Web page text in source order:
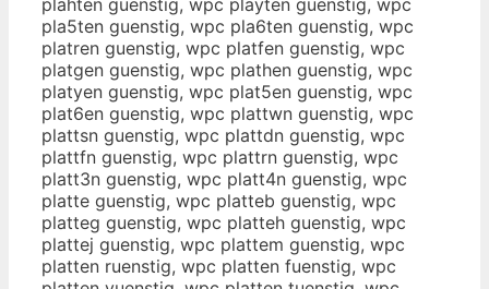
pla5ten guenstig, wpc pla6ten guenstig, wpc
platren guenstig, wpc platfen guenstig, wpc
platgen guenstig, wpc plathen guenstig, wpc
platyen guenstig, wpc plat5en guenstig, wpc
plat6en guenstig, wpc plattwn guenstig, wpc
plattsn guenstig, wpc plattdn guenstig, wpc
plattfn guenstig, wpc plattrn guenstig, wpc
platt3n guenstig, wpc platt4n guenstig, wpc
platte guenstig, wpc platteb guenstig, wpc
platteg guenstig, wpc platteh guenstig, wpc
plattej guenstig, wpc plattem guenstig, wpc
platten ruenstig, wpc platten fuenstig, wpc